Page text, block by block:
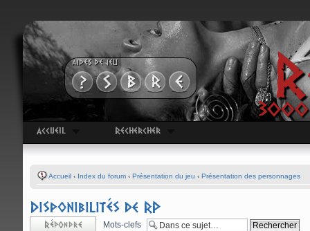
3000
AIDES DE JEU
Accueil Rechercher
Accueil ‹ Index du forum ‹ Présentation du jeu ‹ Présentation des personnages
Disponibilités de RP
Répondre
Mots-clefs